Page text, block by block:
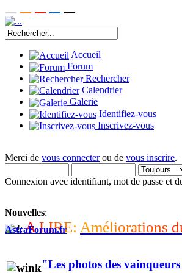
Accueil
Forum
Rechercher
Calendrier
Galerie
Identifiez-vous
Inscrivez-vous
Merci de vous connecterou de vous inscrire.
Connexion avec identifiant, mot de passe et
Nouvelles:
A LIRE: Améliorations d
AstraForum.fr
"Les photos des